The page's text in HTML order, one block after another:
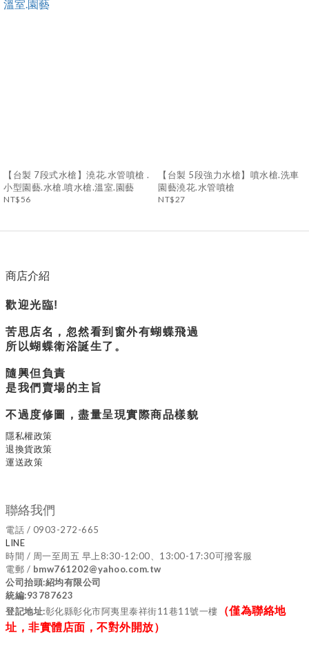
【台製 7段式水槍】澆花.水管噴槍 .
小型園藝.水槍.噴水槍.溫室.園藝
NT$56
【台製 5段強力水槍】噴水槍.洗車
園藝澆花.水管噴槍
NT$27
商店介紹
歡迎光臨!
苦思店名，忽然看到窗外有蝴蝶飛過
所以蝴蝶衛浴誕生了。
隨興但負責
是我們賣場的主旨
不過度修圖，盡量呈現實際商品樣貌
隱私權政策
退換貨政策
運送政策
聯絡我們
電話 / 0903-272-665
LINE
時間 / 周一至周五 早上8:30-12:00、13:00-17:30可撥客服
電郵 / bmw761202@yahoo.com.tw
公司抬頭:紹均有限公司
統編:93787623
登記地址:彰化縣彰化市阿夷里泰祥街11巷11號一樓
（僅為聯絡地
址，非實體店面，不對外開放）